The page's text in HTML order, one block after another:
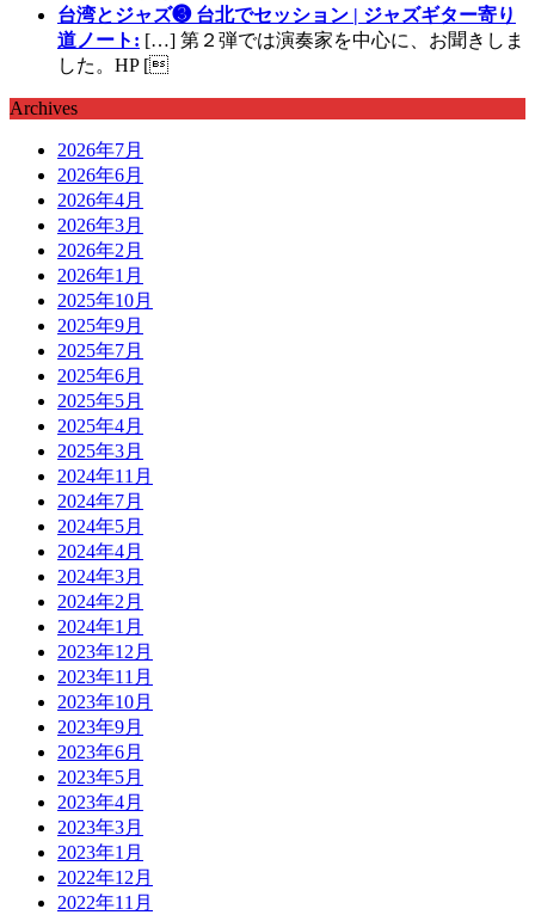
台湾とジャズ❸ 台北でセッション | ジャズギター寄り
道ノート: […] 第２弾では演奏家を中心に、お聞きしま
した。HP [
Archives
2026年7月
2026年6月
2026年4月
2026年3月
2026年2月
2026年1月
2025年10月
2025年9月
2025年7月
2025年6月
2025年5月
2025年4月
2025年3月
2024年11月
2024年7月
2024年5月
2024年4月
2024年3月
2024年2月
2024年1月
2023年12月
2023年11月
2023年10月
2023年9月
2023年6月
2023年5月
2023年4月
2023年3月
2023年1月
2022年12月
2022年11月